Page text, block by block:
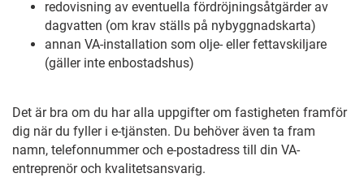
redovisning av eventuella fördröjningsåtgärder av
dagvatten (om krav ställs på nybyggnadskarta)
annan VA-installation som olje- eller fettavskiljare
(gäller inte enbostadshus)
Det är bra om du har alla uppgifter om fastigheten framför
dig när du fyller i e-tjänsten. Du behöver även ta fram
namn, telefonnummer och e-postadress till din VA-
entreprenör och kvalitetsansvarig.